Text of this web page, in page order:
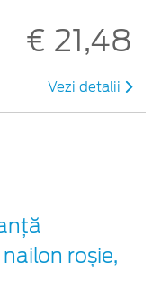
€ 21,48
Vezi detalii
roșie,